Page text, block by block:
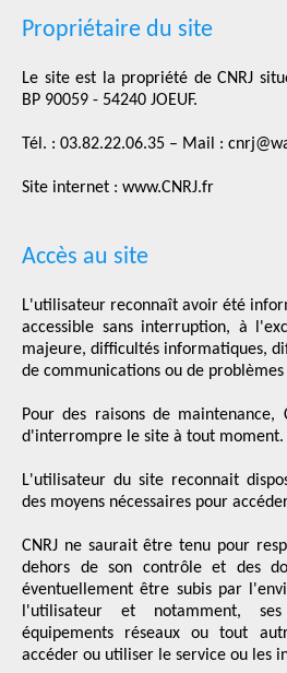
Propriétaire du site
Le site est la propriété de CNRJ
BP 90059 - 54240 JOEUF.
Tél. : 03.82.22.06.35 – Mail :
Site internet : www.CNRJ.fr
Accès au site
L'utilisateur reconnaît avoir été
accessible sans interruption, à
majeure, difficultés informatiques,
de communications ou de problèmes
Pour des raisons de maintenance,
d'interrompre le site à tout moment.
L'utilisateur du site reconnait
des moyens nécessaires pour
CNRJ ne saurait être tenu pour
dehors de son contrôle et des
éventuellement être subis par
l'utilisateur et notamment,
équipements réseaux ou tout
accéder ou utiliser le service ou les